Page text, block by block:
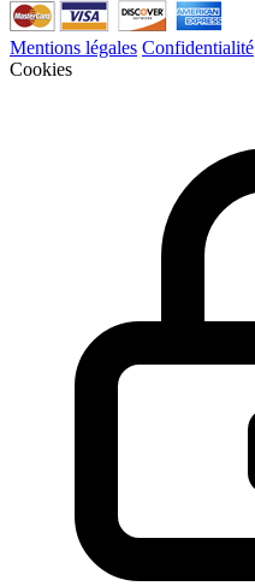
Mentions légales Confidentialité
Cookies